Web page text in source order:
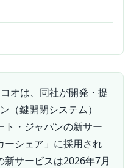
オは、同社が開発・提
（鍵開閉システム）
ト・ジャパンの新サー
ーシェア」に採用され
サービスは2026年7月